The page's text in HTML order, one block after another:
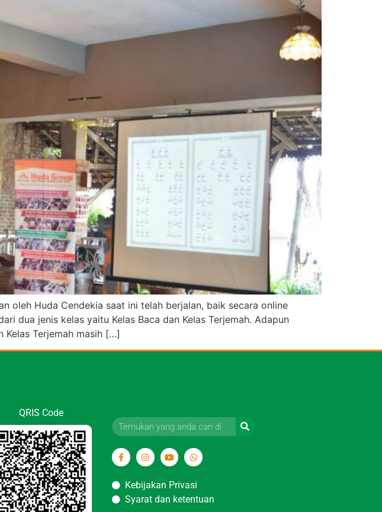
oleh Huda Cendekia saat ini telah berjalan, baik secara online
dua jenis kelas yaitu Kelas Baca dan Kelas Terjemah. Adapun
Kelas Terjemah masih […]
QRIS Code
Kebijakan Privasi
Syarat dan ketentuan